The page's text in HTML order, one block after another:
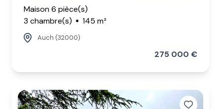
Maison 6 pièce(s)
3 chambre(s)
145 m²
Auch (32000)
275 000 €